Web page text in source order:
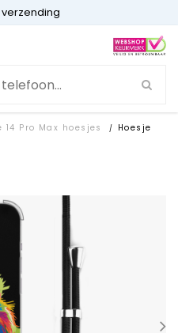
14 Pro Max hoesjes /
Hoesje